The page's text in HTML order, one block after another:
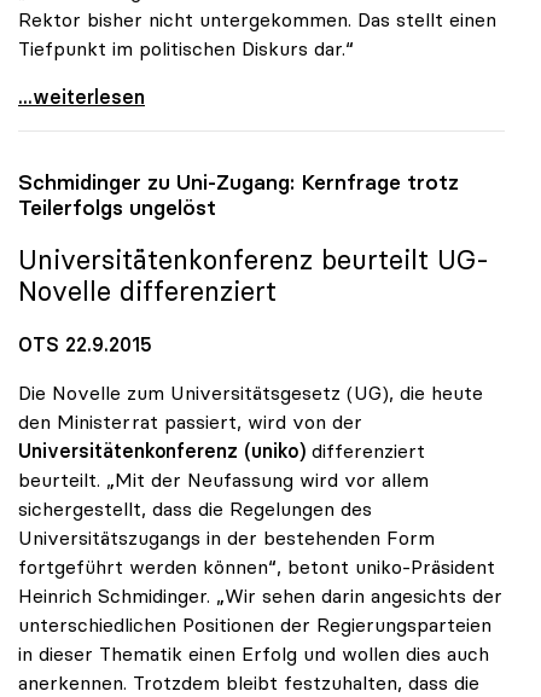
Rektor bisher nicht untergekommen. Das stellt einen
Tiefpunkt im politischen Diskurs dar.“
uniko zur FPÖ-Anfrage: „Asylthema wird
...weiterlesen
Schmidinger zu Uni-Zugang: Kernfrage trotz
Teilerfolgs ungelöst
Universitätenkonferenz beurteilt UG-
Novelle differenziert
OTS 22.9.2015
Die Novelle zum Universitätsgesetz (UG), die heute
den Ministerrat passiert, wird von der
Universitätenkonferenz (uniko) differenziert
beurteilt. „Mit der Neufassung wird vor allem
sichergestellt, dass die Regelungen des
Universitätszugangs in der bestehenden Form
fortgeführt werden können“, betont uniko-Präsident
Heinrich Schmidinger. „Wir sehen darin angesichts der
unterschiedlichen Positionen der Regierungsparteien
in dieser Thematik einen Erfolg und wollen dies auch
anerkennen. Trotzdem bleibt festzuhalten, dass die